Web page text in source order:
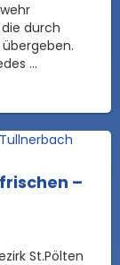
durch
...
–
St.Pölten